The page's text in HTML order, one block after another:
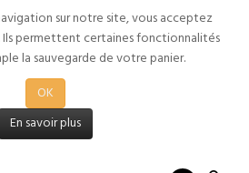
sur notre site, vous acceptez
Ils permettent certaines fonctionnalités
la sauvegarde de votre panier.
OK
En savoir plus